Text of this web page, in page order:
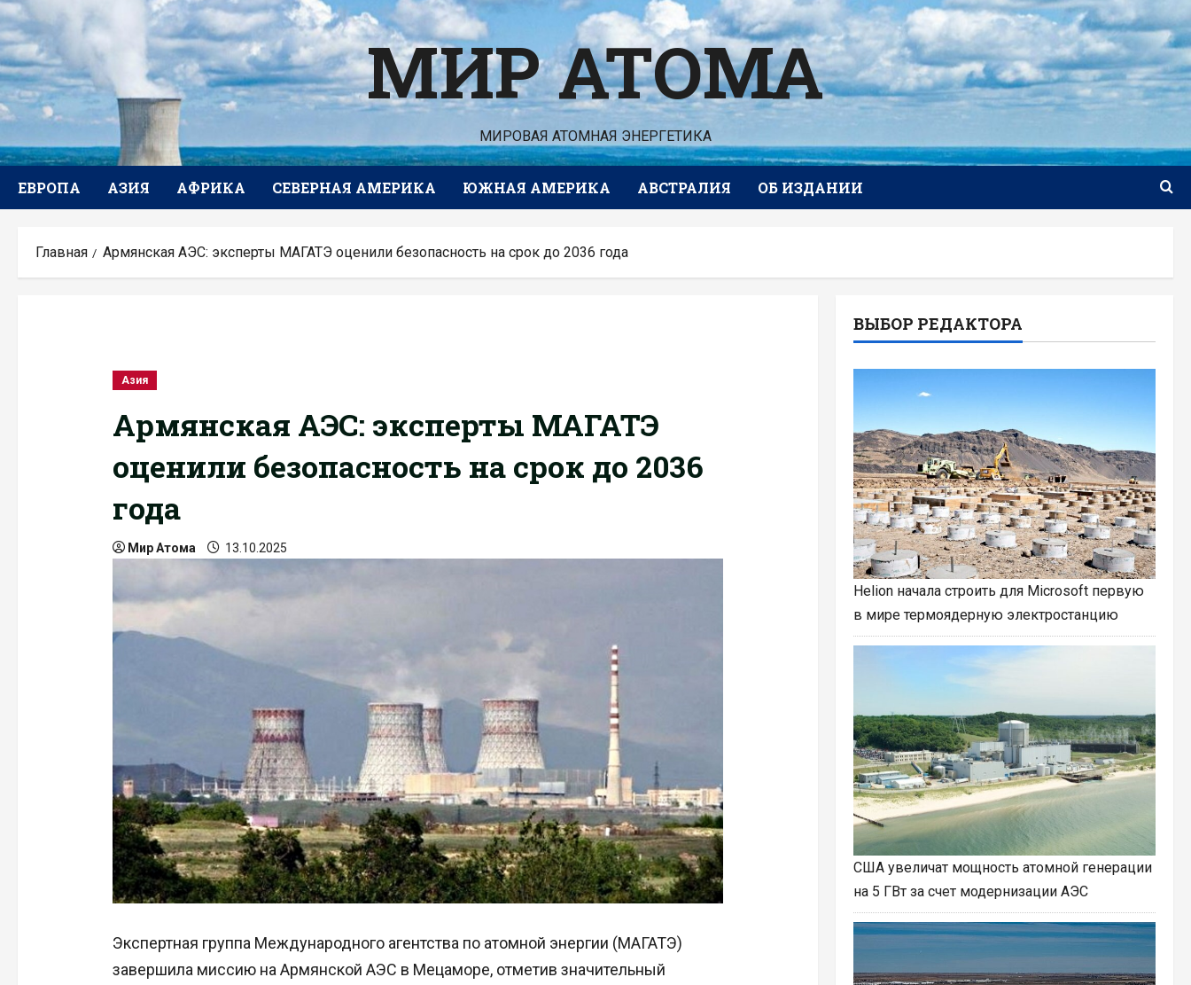
Перейти
к
содержимому
МИР АТОМА
МИРОВАЯ АТОМНАЯ ЭНЕРГЕТИКА
ЕВРОПА АЗИЯ АФРИКА СЕВЕРНАЯ АМЕРИКА ЮЖНАЯ АМЕРИКА АВСТРАЛИЯ ОБ ИЗДАНИИ
Главная Армянская АЭС: эксперты МАГАТЭ оценили безопасность на срок до 2036 года
Азия
Армянская АЭС: эксперты МАГАТЭ
оценили безопасность на срок до 2036
года
Мир Атома 13.10.2025
Экспертная группа Международного агентства по атомной энергии (МАГАТЭ)
завершила миссию на Армянской АЭС в Мецаморе, отметив значительный
ВЫБОР РЕДАКТОРА
Helion начала строить для Microsoft первую
в мире термоядерную электростанцию
США увеличат мощность атомной генерации
на 5 ГВт за счет модернизации АЭС